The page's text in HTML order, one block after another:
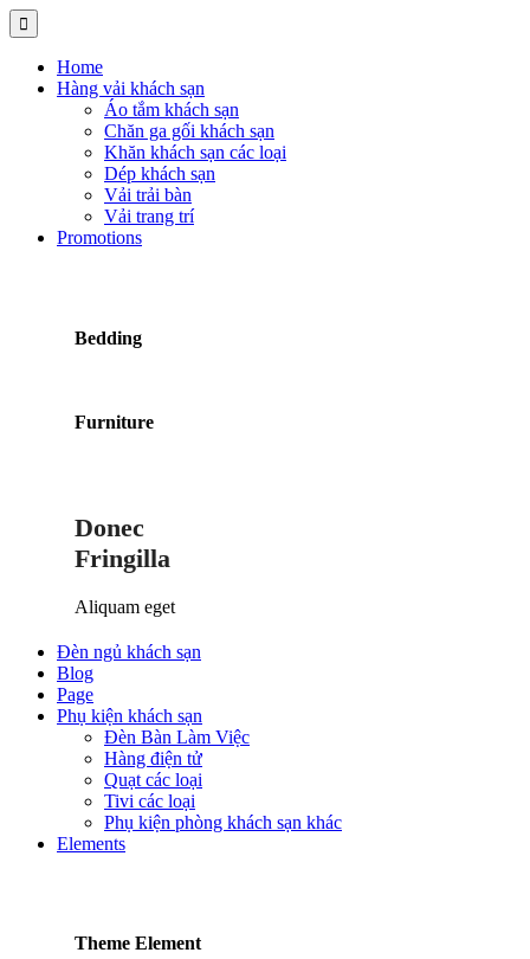
Home
Hàng vải khách sạn
Áo tắm khách sạn
Chăn ga gối khách sạn
Khăn khách sạn các loại
Dép khách sạn
Vải trải bàn
Vải trang trí
Promotions
Bedding
Furniture
Donec
Fringilla
Aliquam eget
Đèn ngủ khách sạn
Blog
Page
Phụ kiện khách sạn
Đèn Bàn Làm Việc
Hàng điện tử
Quạt các loại
Tivi các loại
Phụ kiện phòng khách sạn khác
Elements
Theme Element